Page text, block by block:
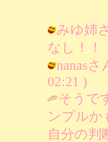
みゆ姉
なし！！
nanas
02:21 )
そうで
ンプル
自分の判